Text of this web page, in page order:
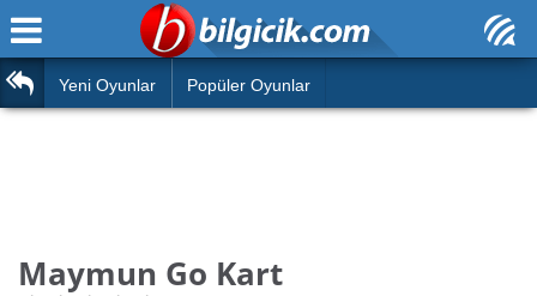
Araba
Futbol
Ana Sayfa
Yeni Oyunlar Popüler Oyunlar
Maymun Go Kart